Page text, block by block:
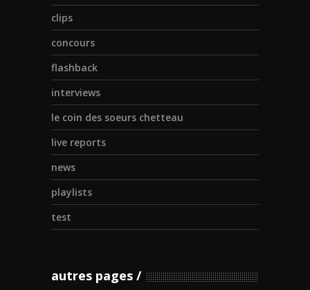
clips
concours
flashback
interviews
le coin des soeurs chetteau
live reports
news
playlists
test
autres pages